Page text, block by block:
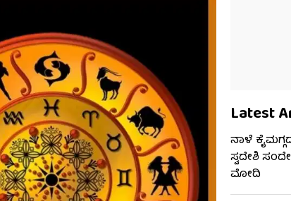
Latest
ನಾಳೆ
ಸ್ವದೇಶಿ
ಮೋದಿ